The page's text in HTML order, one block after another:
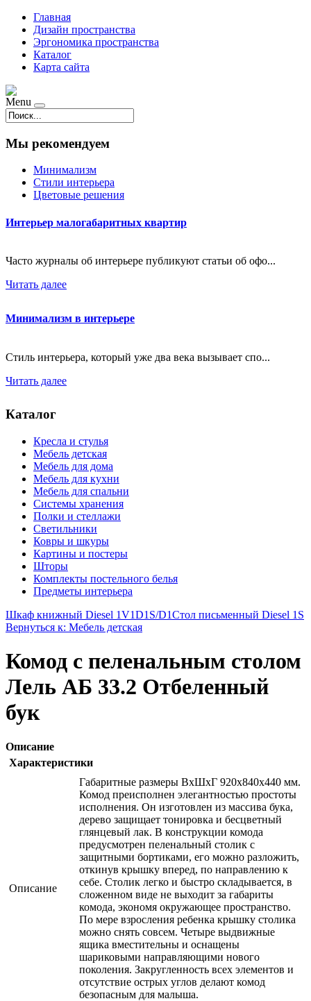
Главная
Дизайн пространства
Эргономика пространства
Каталог
Карта сайта
Menu
Мы рекомендуем
Минимализм
Стили интерьера
Цветовые решения
Интерьер малогабаритных квартир
Часто журналы об интерьере публикуют статьи об офо...
Читать далее
Минимализм в интерьере
Стиль интерьера, который уже два века вызывает спо...
Читать далее
Каталог
Кресла и стулья
Мебель детская
Мебель для дома
Мебель для кухни
Мебель для спальни
Системы хранения
Полки и стеллажи
Светильники
Ковры и шкуры
Картины и постеры
Шторы
Комплекты постельного белья
Предметы интерьера
Шкаф книжный Diesel 1V1D1S/D1Стол письменный Diesel 1S
Вернуться к: Мебель детская
Комод с пеленальным столом
Лель АБ 33.2 Отбеленный
бук
Описание
Характеристики
Описание
Габаритные размеры ВхШхГ 920x840x440 мм.
Комод преисполнен элегантностью простоты
исполнения. Он изготовлен из массива бука,
дерево защищает тонировка и бесцветный
глянцевый лак. В конструкции комода
предусмотрен пеленальный столик с
защитными бортиками, его можно разложить,
откинув крышку вперед, по направлению к
себе. Столик легко и быстро складывается, в
сложенном виде не выходит за габариты
комода, экономя окружающее пространство.
По мере взросления ребенка крышку столика
можно снять совсем. Четыре выдвижные
ящика вместительны и оснащены
шариковыми направляющими нового
поколения. Закругленность всех элементов и
отсутствие острых углов делают комод
безопасным для малыша.